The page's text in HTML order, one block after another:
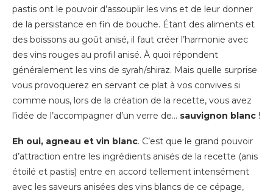
pastis ont le pouvoir d’assouplir les vins et de leur donner
de la persistance en fin de bouche. Étant des aliments et
des boissons au goût anisé, il faut créer l’harmonie avec
des vins rouges au profil anisé. À quoi répondent
généralement les vins de syrah/shiraz. Mais quelle surprise
vous provoquerez en servant ce plat à vos convives si
comme nous, lors de la création de la recette, vous avez
l’idée de l’accompagner d’un verre de… sauvignon blanc !
Eh oui, agneau et vin blanc. C’est que le grand pouvoir
d’attraction entre les ingrédients anisés de la recette (anis
étoilé et pastis) entre en accord tellement intensément
avec les saveurs anisées des vins blancs de ce cépage,